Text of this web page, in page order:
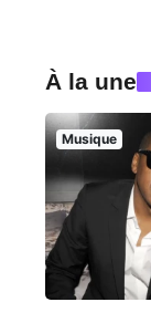
À la une
Musique